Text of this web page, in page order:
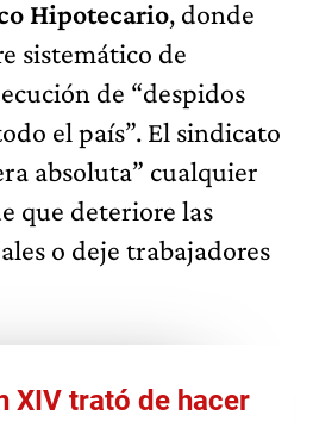
Hipotecario, donde
sistemático de
de “despidos
el país”. El sindicato
absoluta” cualquier
que deteriore las
o deje trabajadores
XIV trató de hacer